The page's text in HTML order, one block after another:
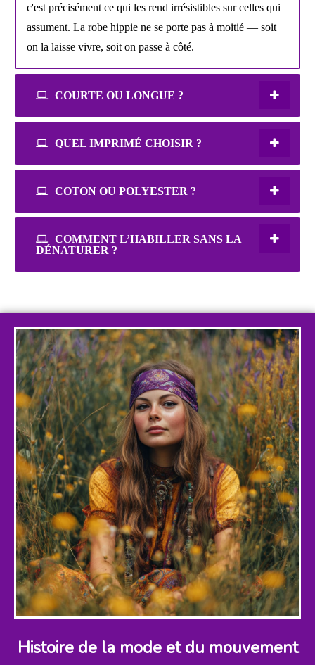
c'est précisément ce qui les rend irrésistibles sur celles qui
assument. La robe hippie ne se porte pas à moitié — soit
on la laisse vivre, soit on passe à côté.
COURTE OU LONGUE ?
QUEL IMPRIMÉ CHOISIR ?
COTON OU POLYESTER ?
COMMENT L’HABILLER SANS LA
DÉNATURER ?
Histoire de la mode et du mouvement